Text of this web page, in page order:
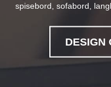
spisebord, sofabord,
DESIGN